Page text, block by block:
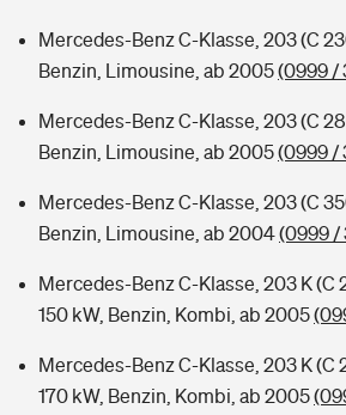
Mercedes-Benz C-Klasse, 203 (C
Benzin, Limousine, ab 2005(0999 /
Mercedes-Benz C-Klasse, 203 (C
Benzin, Limousine, ab 2005(0999 /
Mercedes-Benz C-Klasse, 203 (C
Benzin, Limousine, ab 2004(0999 /
Mercedes-Benz C-Klasse, 203 K (C
150 kW, Benzin, Kombi, ab 2005
Mercedes-Benz C-Klasse, 203 K (C
170 kW, Benzin, Kombi, ab 2005